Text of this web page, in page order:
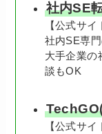
社内SE
【公式サイ
社内SE専
大手企業
談もOK
【公式サイ